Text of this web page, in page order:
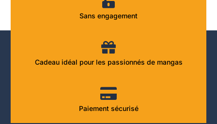
Sans engagement
Cadeau idéal pour les passionnés de mangas
Paiement sécurisé